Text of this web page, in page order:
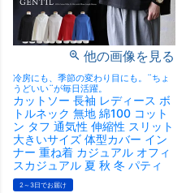
他の画像を見る
冷房にも、季節の変わり目にも。¨ちょ
うどいい¨が毎日活躍。
カットソー 長袖 レディース ボ
トルネック 無地 綿100 コット
ン タフ 通気性 伸縮性 スリット
大きいサイズ 体型カバー イン
ナー 重ね着 カジュアル オフィ
スカジュアル 夏 秋 冬 パティ
2～3日でお届け